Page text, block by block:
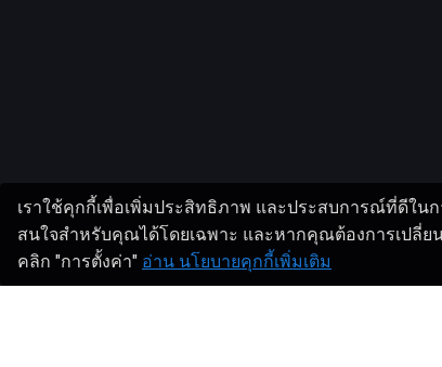
เราใช้คุกกี้เพื่อเพิ่มประสิทธิภาพ และประสบการณ์ที่ดีใน
สนใจสำหรับคุณได้โดยเฉพาะ และหากคุณต้องการเปลี่
คลิก "การตั้งค่า" อ่าน นโยบายคุกกี้เพิ่มเติม